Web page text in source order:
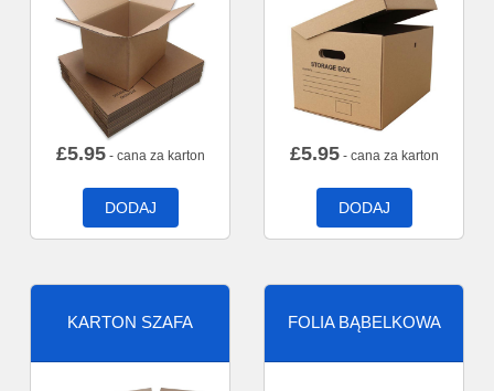
£5.95- cana za karton
DODAJ
£5.95- cana za karton
DODAJ
KARTON SZAFA FOLIA BĄBELKOWA